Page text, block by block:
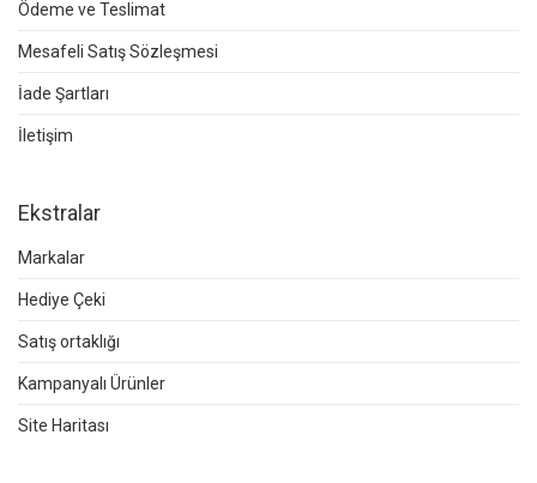
Ödeme ve Teslimat
Mesafeli Satış Sözleşmesi
İade Şartları
İletişim
Ekstralar
Markalar
Hediye Çeki
Satış ortaklığı
Kampanyalı Ürünler
Site Haritası